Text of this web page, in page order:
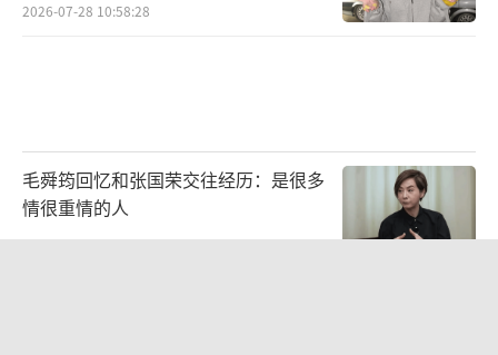
2026-07-28 10:58:28
毛舜筠回忆和张国荣交往经历：是很多
情很重情的人
2026-07-28 11:00:25